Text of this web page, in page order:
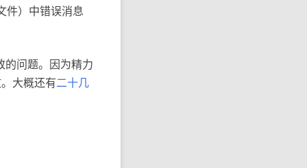
件）中错误消息
的问题。因为精力
大概还有二十几